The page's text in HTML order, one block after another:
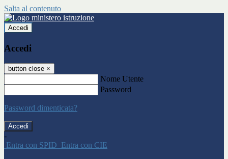
Salta al contenuto
Accedi
Accedi
button close ×
Nome Utente
Password
Password dimenticata?
-
Entra con SPID Entra con CIE